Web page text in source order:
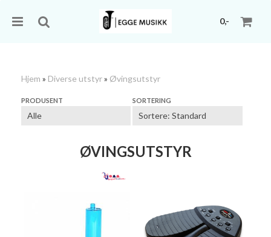
0,-
Hjem » Diverse utstyr» Øvingsutstyr
PRODUSENT SORTERING
ØVINGSUTSTYR